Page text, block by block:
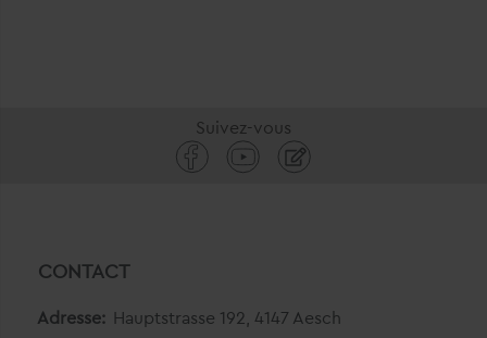
Suivez-vous
CONTACT
Adresse: Hauptstrasse 192, 4147 Aesch